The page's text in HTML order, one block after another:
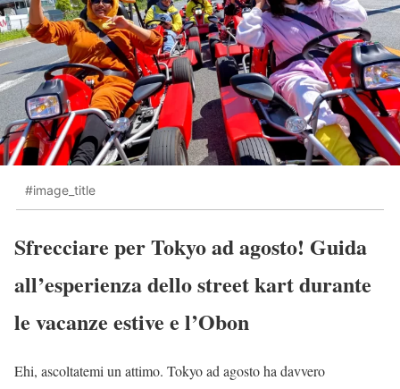
#image_title
Sfrecciare per Tokyo ad agosto! Guida
all’esperienza dello street kart durante
le vacanze estive e l’Obon
Ehi, ascoltatemi un attimo. Tokyo ad agosto ha davvero